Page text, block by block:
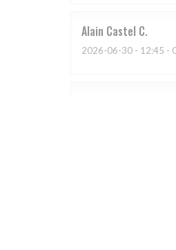
Alain Castel C
2026-06-30 - 12:45 -